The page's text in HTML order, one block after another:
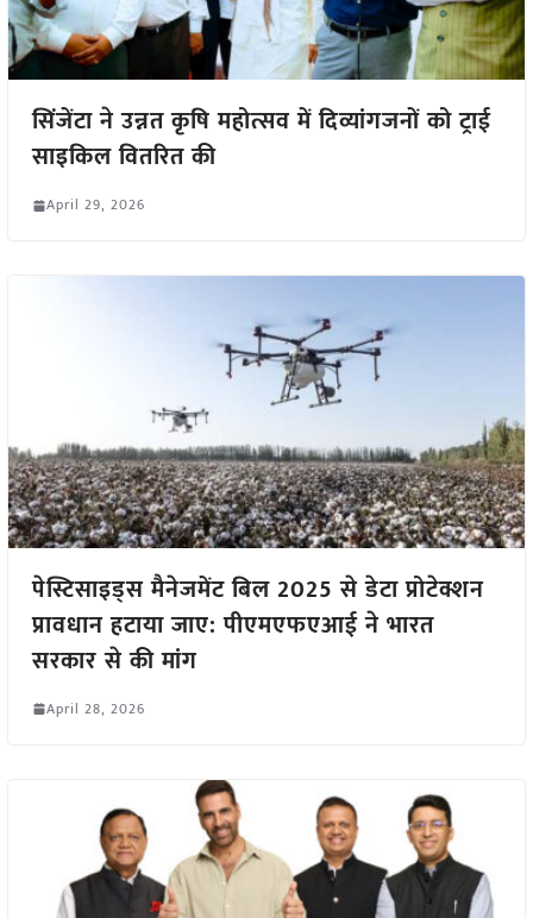
सिंजेंटा ने उन्नत कृषि महोत्सव में दिव्यांगजनों को ट्राई
साइकिल वितरित की
April 29, 2026
पेस्टिसाइड्स मैनेजमेंट बिल 2025 से डेटा प्रोटेक्शन
प्रावधान हटाया जाए: पीएमएफएआई ने भारत
सरकार से की मांग
April 28, 2026